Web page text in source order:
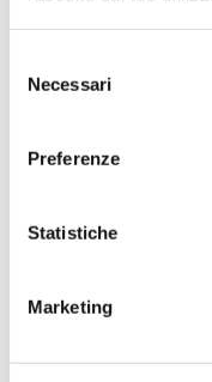
delNecessari
Preferenze
Statistiche
Marketing
dello staff.
Ho acquistato un
microfono